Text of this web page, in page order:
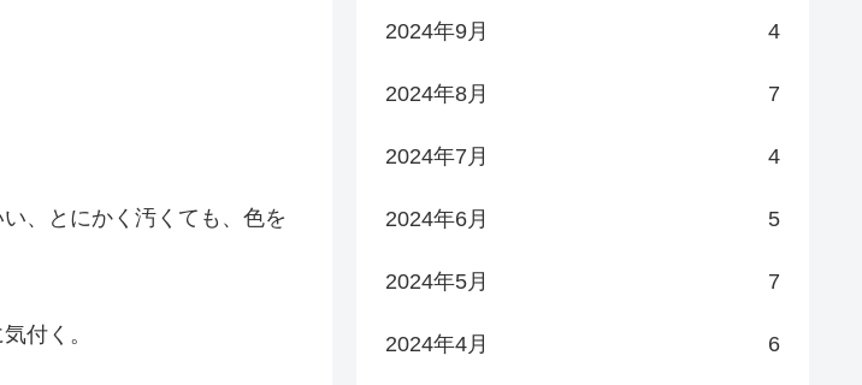
、とにかく汚くても、色を
付く。
2024年9月 4
2024年8月 7
2024年7月 4
2024年6月 5
2024年5月 7
2024年4月 6